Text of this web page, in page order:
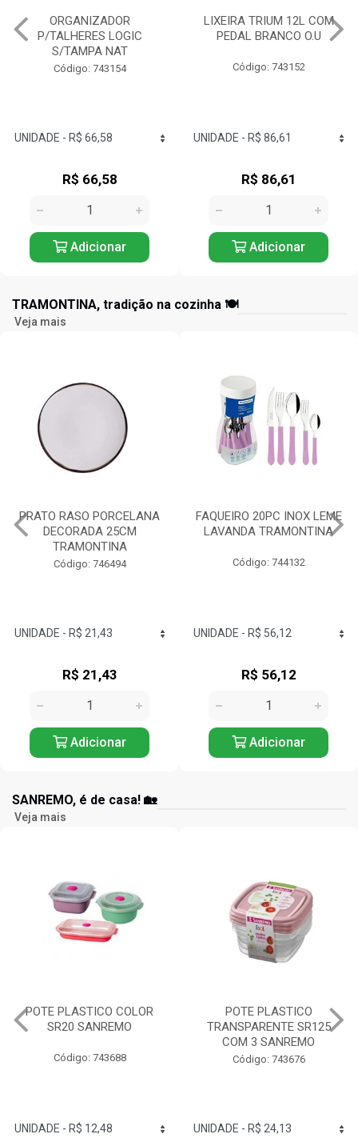
LIXEIRA TRIUM 12L COM
PEDAL BRANCO O.U
Código: 743152
R$ 86,61
Adicionar
ESCORREDOR LOUÇAS
TRIUM COMPACT BRANCO
Código: 743125
R$ 57,24
Adicionar
TRAMONTINA, tradição na cozinha 🍽️
Veja mais
FAQUEIRO 20PC INOX LEME
LAVANDA TRAMONTINA
Código: 744132
R$ 56,12
Adicionar
TIGELA REDONDA
PORCELANA 10CM
Código: 744076
R$ 26,72
Adicionar
SANREMO, é de casa! 🏡
Veja mais
POTE PLASTICO
TRANSPARENTE SR125
Código: 743676
GARRAFA RED PLASTICO
1,6L SANREMO
Código: 743803